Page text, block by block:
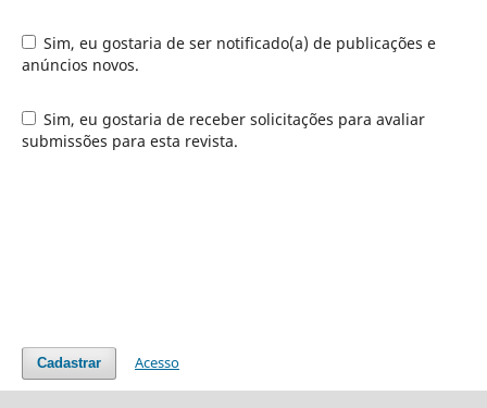
Sim, eu gostaria de ser notificado(a) de publicações e
anúncios novos.
Sim, eu gostaria de receber solicitações para avaliar
submissões para esta revista.
Cadastrar Acesso